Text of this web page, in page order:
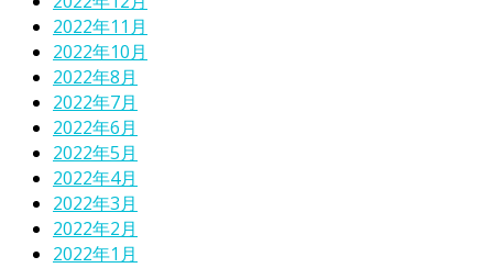
2022年11月
2022年10月
2022年8月
2022年7月
2022年6月
2022年5月
2022年4月
2022年3月
2022年2月
2022年1月